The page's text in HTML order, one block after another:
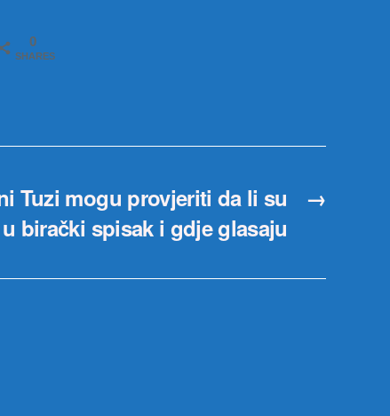
0
SHARES
→
Tuzi mogu provjeriti da li su
birački spisak i gdje glasaju